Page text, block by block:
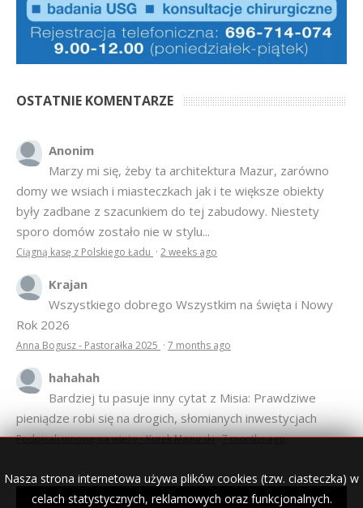
OSTATNIE KOMENTARZE
Anonim
Marzy mi się, żeby ta architektura Mazur, zarówno
domy we wsiach i miasteczkach jak i te większe obiekty
były zadbane z szacunkiem do tej zabudowy. Niestety
sporo domów zostało nie w stylu...
Ciągną kasę z Polskiego Ładu · 2 weeks ago
Krajan
Wszystkiego dobrego Wszystkim na święta i Nowy
Rok 2026
Anna Bogusz - Pastorałka 2025 · 7 months ago
hahahah
Bardziej tu pasuje inny cytat z Misia: Prawdziwe
pieniądze robi się na drogich, słomianych inwestycjach
Podpisali umowę na wieżę - Kurek Mazurski·7 months ago
Nasza strona internetowa używa plików cookies (tzw. ciasteczka) w
celach statystycznych, reklamowych oraz funkcjonalnych.